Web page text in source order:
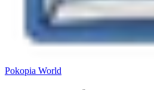
Pokopia World